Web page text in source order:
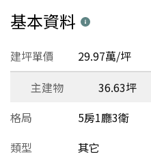
基本資料
建坪單價 29.97萬/坪
主建物
36.63坪
格局
5房1廳3衛
類型
其它